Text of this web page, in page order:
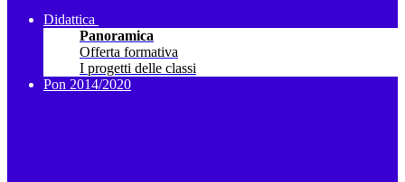
Didattica
Panoramica
Offerta formativa
I progetti delle classi
Pon 2014/2020